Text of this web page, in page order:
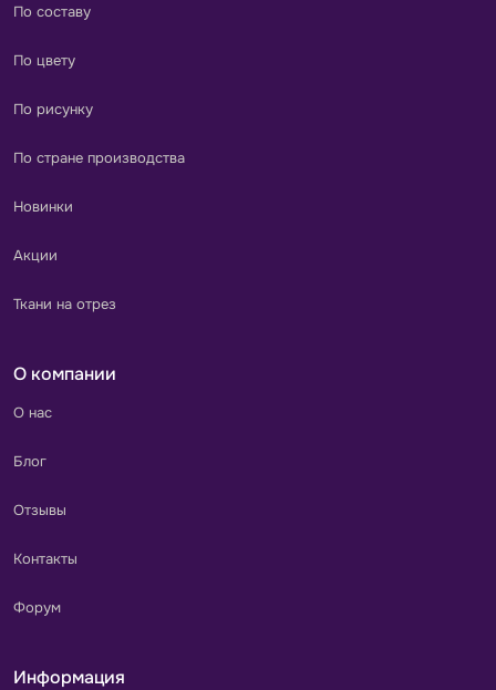
По составу
По цвету
По рисунку
По стране производства
Новинки
Акции
Ткани на отрез
О компании
О нас
Блог
Отзывы
Контакты
Форум
Информация